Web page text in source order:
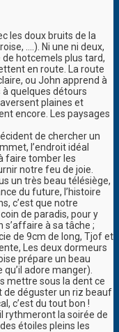
les doux bruits de la
….). Ni une ni deux,
hotcemels plus tard,
en route. La route
ou John apprend à
quelques détours
plaines et
encore. Les paysages
de chercher un
l’endroit idéal
faire tomber les
notre feu de joie.
un très beau télésiège,
du future, l’histoire
c’est que notre
de paradis, pour y
s’affaire à sa tâche ;
de 9cm de long, Tjof et
Les deux dormeurs
prépare un beau
adore manger).
mettre sous la dent ce
de déguster un riz beauf
c’est du tout bon !
rythmeront la soirée de
étoiles pleins les